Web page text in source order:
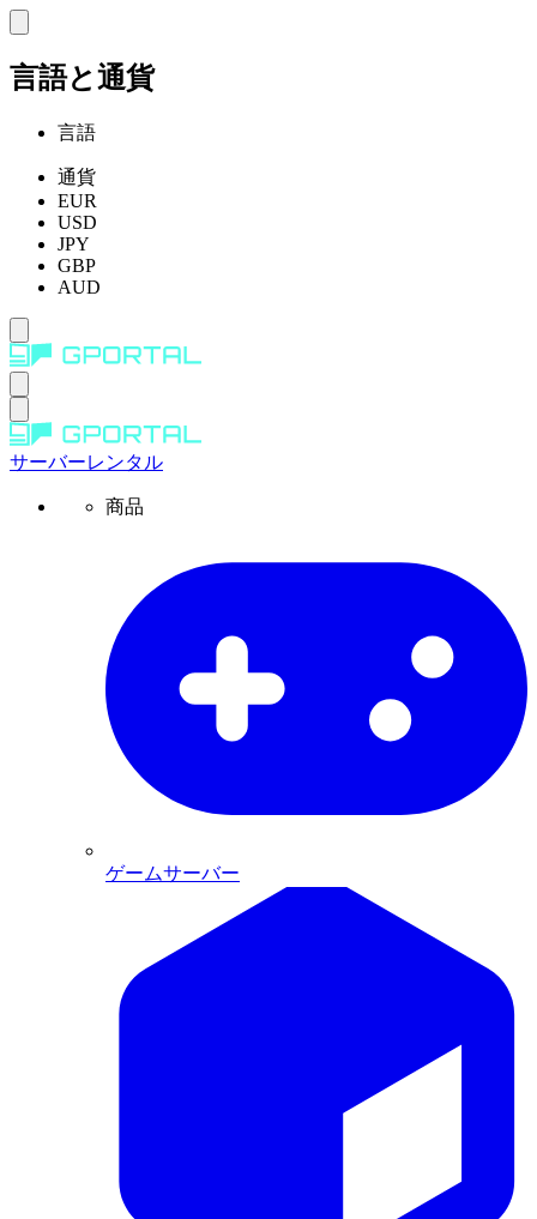
言語と通貨
言語
通貨
EUR
USD
JPY
GBP
AUD
サーバーレンタル
商品
ゲームサーバー